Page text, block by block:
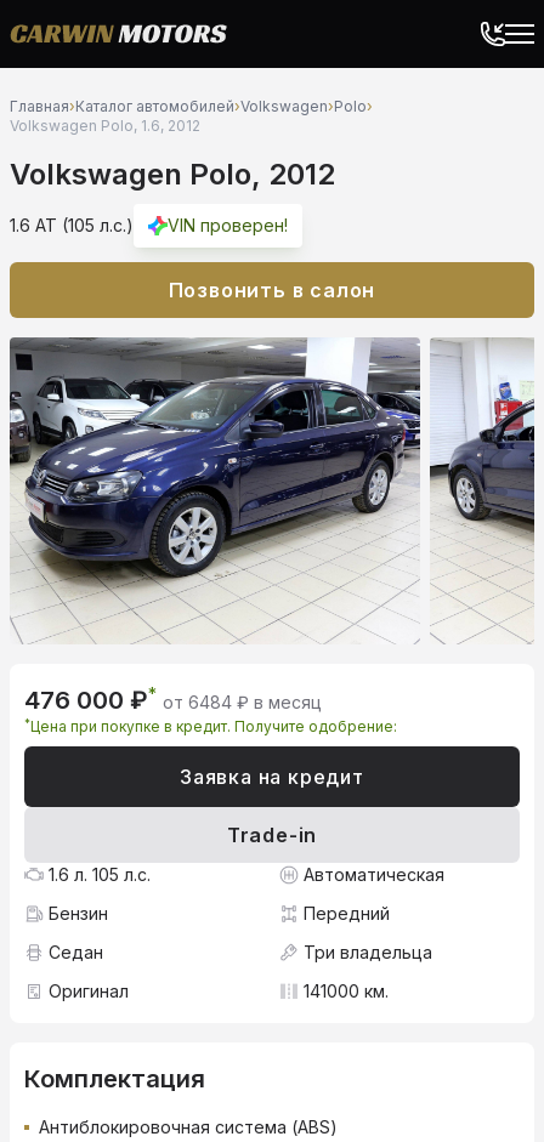
Главная›Каталог автомобилей›Volkswagen›Polo›
Volkswagen Polo, 1.6, 2012
Volkswagen Polo, 2012
1.6 AT (105 л.с.) VIN проверен!
Позвонить в салон
476 000 ₽* от 6484 ₽ в месяц
*Цена при покупке в кредит. Получите одобрение:
Заявка на кредит
Trade-in
1.6 л. 105 л.с.
Автоматическая
Бензин
Передний
Седан
Три владельца
Оригинал
141000 км.
Комплектация
Антиблокировочная система (ABS)